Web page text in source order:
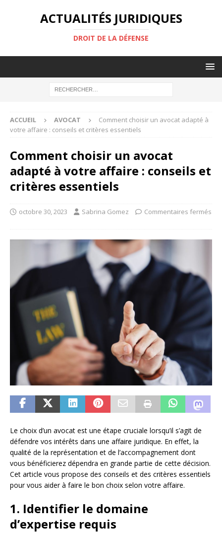
ACTUALITÉS JURIDIQUES
DROIT DE LA DÉFENSE
ACCUEIL AVOCAT
Comment choisir un avocat adapté à
votre affaire : conseils et critères essentiels
Comment choisir un avocat
adapté à votre affaire : conseils et
critères essentiels
octobre 30, 2023 Sabrina Gomez Commentaires fermés
Le choix d’un avocat est une étape cruciale lorsqu’il s’agit de
défendre vos intérêts dans une affaire juridique. En effet, la
qualité de la représentation et de l’accompagnement dont
vous bénéficierez dépendra en grande partie de cette décision.
Cet article vous propose des conseils et des critères essentiels
pour vous aider à faire le bon choix selon votre affaire.
1. Identifier le domaine
d’expertise requis